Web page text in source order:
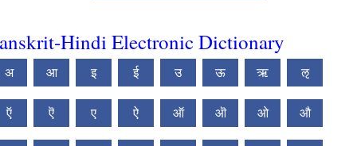
Hindi Electronic Dictionary
अ आ इ ई उ ऊ ऋ ऌ
ऍ ऎ ए ऐ ऑ ऒ ओ औ